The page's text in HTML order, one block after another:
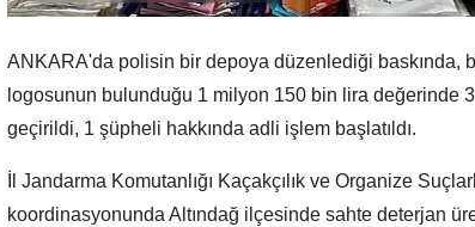
ANKARA'da polisin bir depoya düzenlediği baskında,
logosunun bulunduğu 1 milyon 150 bin lira değerinde
geçirildi, 1 şüpheli hakkında adli işlem başlatıldı.
İl Jandarma Komutanlığı Kaçakçılık ve Organize
koordinasyonunda Altındağ ilçesinde sahte deterjan